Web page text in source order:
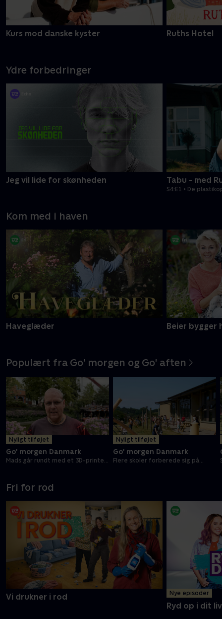
Kurs mod danske kyster Ruths Hotel
Ydre forbedringer
Jeg vil lide for skønheden Tabu - med
S4:E1 • De
Kom med i haven
Haveglæder Beier bygger
Populært fra Go' morgen og Go' aften
Nyligt tilføjet
Go' morgen Danmark
Mads går rundt med et 3D-printet
Nyligt tilføjet
Go' morgen Danmark
Flere skoler forberede sig på
Fri for rod
Vi drukner i rod Nye episoder
Ryd op i dit liv